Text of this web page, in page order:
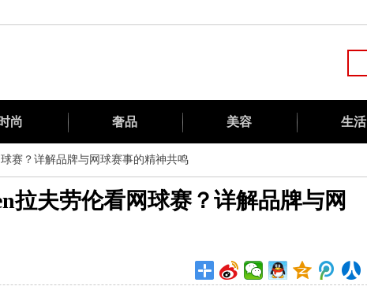
时尚 奢品 美容 生活
赛？详解品牌与网球赛事的精神共鸣
拉夫劳伦看网球赛？详解品牌与网